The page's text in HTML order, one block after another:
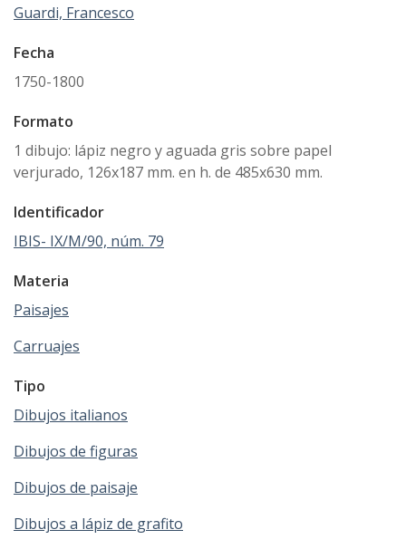
Guardi, Francesco
Fecha
1750-1800
Formato
1 dibujo: lápiz negro y aguada gris sobre papel
verjurado, 126x187 mm. en h. de 485x630 mm.
Identificador
IBIS- IX/M/90, núm. 79
Materia
Paisajes
Carruajes
Tipo
Dibujos italianos
Dibujos de figuras
Dibujos de paisaje
Dibujos a lápiz de grafito